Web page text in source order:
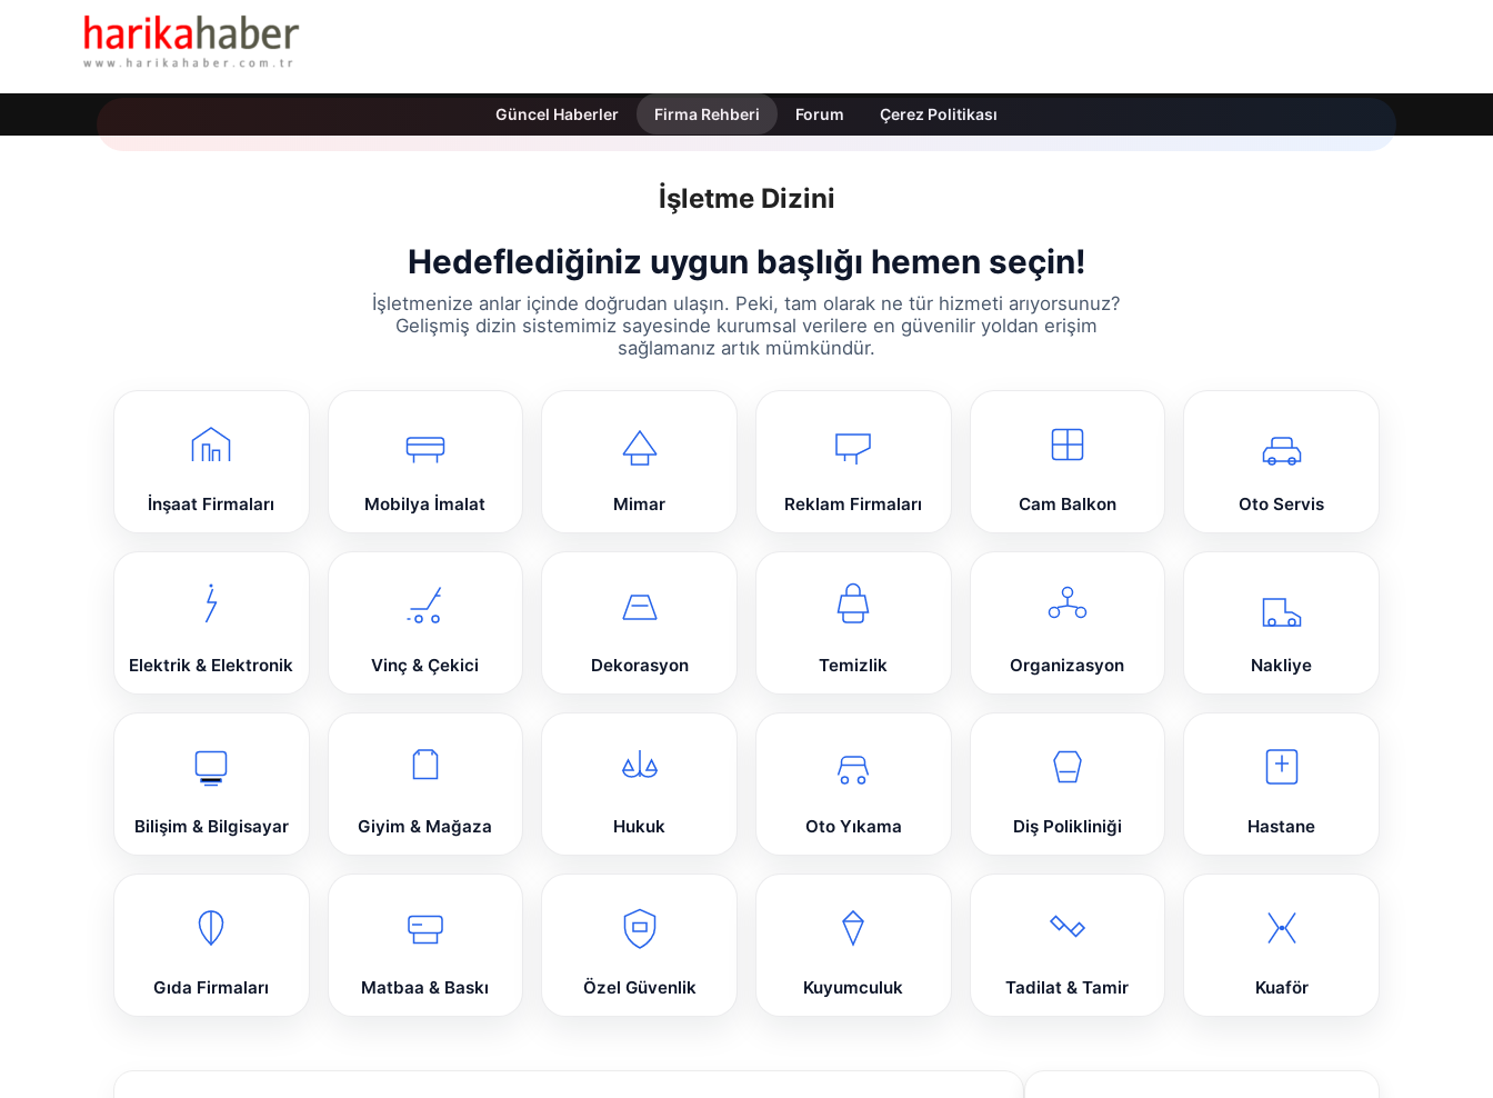
Güncel Haberler Firma Rehberi Forum Çerez Politikası
İşletme Dizini
Hedeflediğiniz uygun başlığı hemen seçin!
İşletmenize anlar içinde doğrudan ulaşın. Peki, tam olarak ne tür hizmeti arıyorsunuz?
Gelişmiş dizin sistemimiz sayesinde kurumsal verilere en güvenilir yoldan erişim
sağlamanız artık mümkündür.
İnşaat Firmaları Mobilya İmalat Mimar Reklam Firmaları Cam Balkon Oto Servis
Elektrik & Elektronik Vinç & Çekici Dekorasyon Temizlik Organizasyon Nakliye
Bilişim & Bilgisayar Giyim & Mağaza Hukuk Oto Yıkama Diş Polikliniği Hastane
Gıda Firmaları Matbaa & Baskı Özel Güvenlik Kuyumculuk Tadilat & Tamir Kuaför